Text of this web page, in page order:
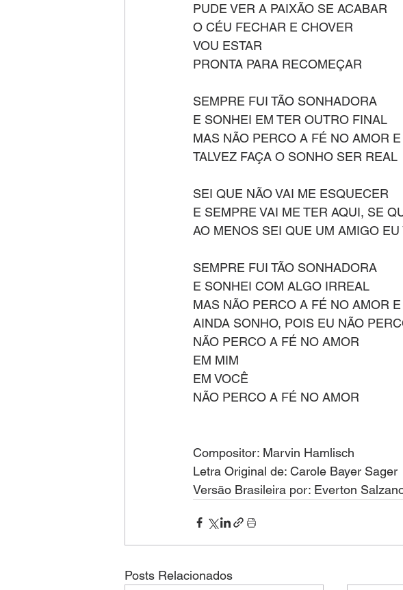
PUDE VER A PAIXÃO SE ACABAR
O CÉU FECHAR E CHOVER
VOU ESTAR
PRONTA PARA RECOMEÇAR
SEMPRE FUI TÃO SONHADORA
E SONHEI EM TER OUTRO FINAL
MAS NÃO PERCO A FÉ NO AMOR
TALVEZ FAÇA O SONHO SER REAL
SEI QUE NÃO VAI ME ESQUECER
E SEMPRE VAI ME TER AQUI, SE
AO MENOS SEI QUE UM AMIGO EU
SEMPRE FUI TÃO SONHADORA
E SONHEI COM ALGO IRREAL
MAS NÃO PERCO A FÉ NO AMOR
AINDA SONHO, POIS EU NÃO
NÃO PERCO A FÉ NO AMOR
EM MIM
EM VOCÊ
NÃO PERCO A FÉ NO AMOR
Compositor: Marvin Hamlisch
Letra Original de: Carole Bayer Sager
Versão Brasileira por: Everton
Posts Relacionados